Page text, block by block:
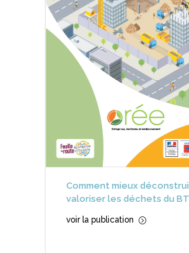
Comment mieux
valoriser les déchets du
voir la publication =